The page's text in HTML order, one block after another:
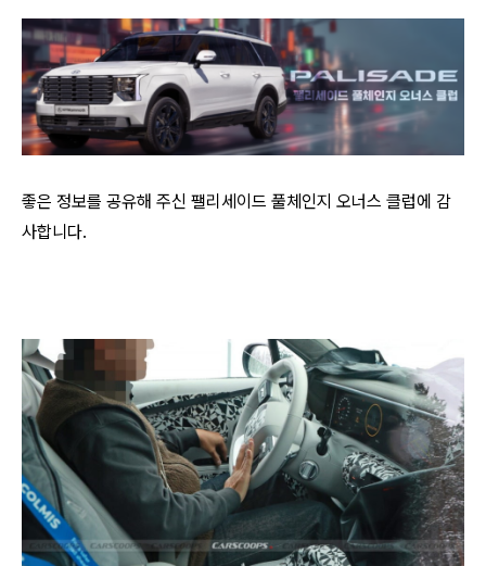
좋은 정보를 공유해 주신 팰리세이드 풀체인지 오너스 클럽에 감
사합니다.